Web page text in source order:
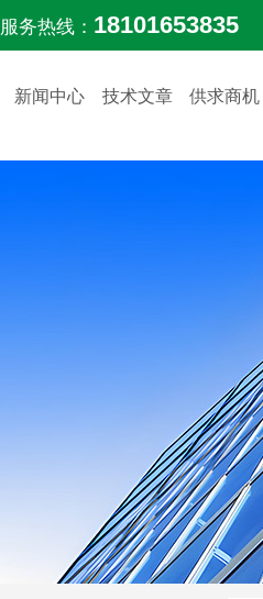
服务热线： 18101653835
新闻中心 技术文章 供求商机